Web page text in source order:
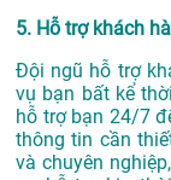
5. Hỗ trợ khách
Đội ngũ hỗ trợ
vụ bạn bất kể
hỗ trợ bạn 24/7
thông tin cần
và chuyên